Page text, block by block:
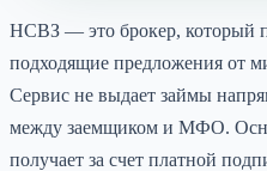
НСВЗ — это брокер, который
подходящие предложения от
Сервис не выдает займы
между заемщиком и МФО.
получает за счет платной